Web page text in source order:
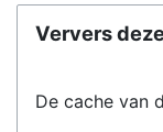
Ververs
De cache van